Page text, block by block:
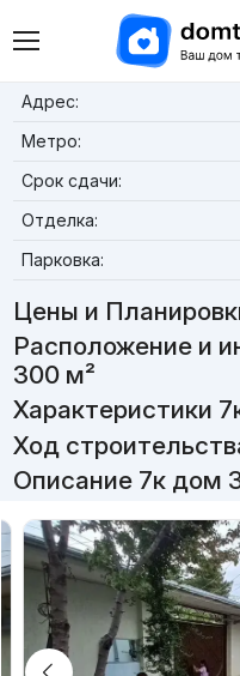
Адрес:
Метро:
Срок сдачи:
Отделка:
Парковка:
Цены и
Расположение и
300 м²
Характеристики
Ход
Описание 7к дом